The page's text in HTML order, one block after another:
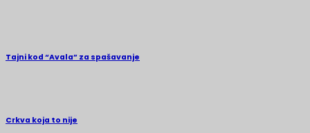
Tajni kod “Avala” za spašavanje
Crkva koja to nije